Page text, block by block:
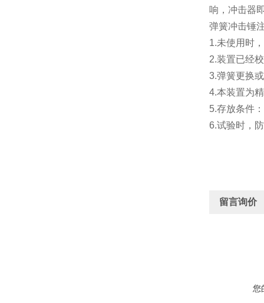
响，冲击器
弹簧冲击锤
1.未使用时
2.装置已经
3.弹簧更换
4.本装置为
5.存放条件
6.试验时，
留言询价
您